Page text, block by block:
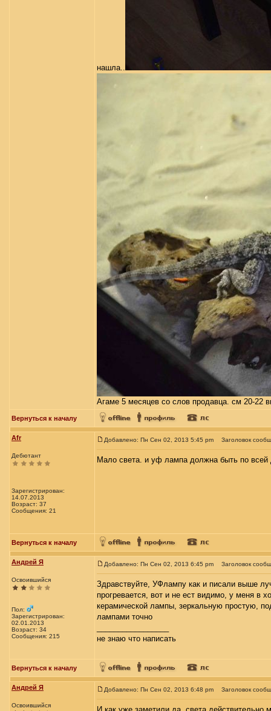
нашла..
Агаме 5 месяцев со слов продавца. см 20-22
Вернуться к началу
Afr
Дебютант
Зарегистрирован:
14.07.2013
Возраст: 37
Сообщения: 21
Добавлено: Пн Сен 02, 2013 5:45 pm Заголовок
Мало света. и уф лампа должна быть по всей
Вернуться к началу
Андрей Я
Освоившийся
Пол:
Зарегистрирован:
02.01.2013
Возраст: 34
Сообщения: 215
Добавлено: Пн Сен 02, 2013 6:45 pm Заголовок
Здравствуйте, УФлампу как и писали выше
прогревается, вот и не ест видимо, у меня в
керамической лампы, зеркальную простую,
лампами точно
не знаю что написать
Вернуться к началу
Андрей Я
Освоившийся
Добавлено: Пн Сен 02, 2013 6:48 pm Заголовок